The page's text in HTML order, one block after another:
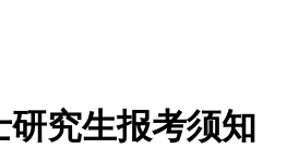
研究生报考须知